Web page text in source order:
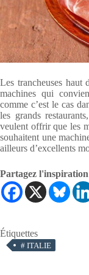
Les trancheuses haut
machines qui
comme c’est le cas
les grands
veulent offrir que les
souhaitent une
ailleurs d’excellents
Partagez l'inspiration
Étiquettes
# ITALIE